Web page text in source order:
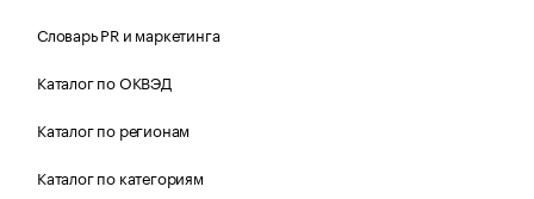
Словарь PR и маркетинга
Каталог по ОКВЭД
Каталог по регионам
Каталог по категориям